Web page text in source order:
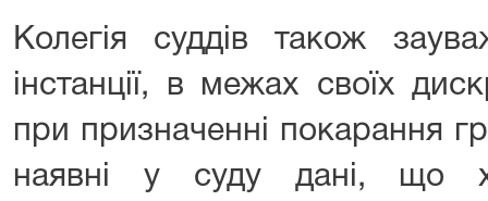
Колегія суддів також
інстанції, в межах своїх
при призначенні покарання
наявні у суду дані, що